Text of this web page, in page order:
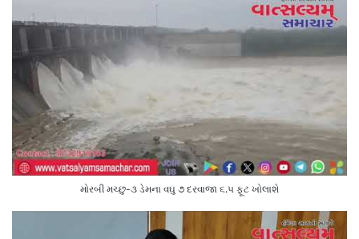
મોરબી મચ્છુ-૩ ડેમના વઘુ ૭ દરવાજા ૬.૫ ફૂટ ખોલાશે